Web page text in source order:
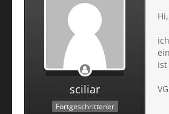
sciliar
Fortgeschrittener
Hi,
VG